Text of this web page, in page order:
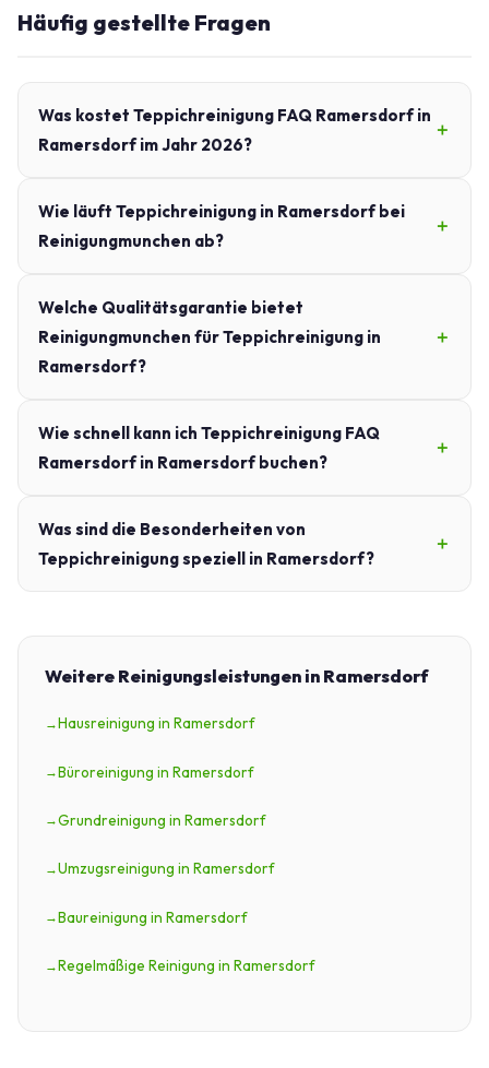
Häufig gestellte Fragen
Was kostet Teppichreinigung FAQ Ramersdorf in
Ramersdorf im Jahr 2026?
Wie läuft Teppichreinigung in Ramersdorf bei
Reinigungmunchen ab?
Welche Qualitätsgarantie bietet
Reinigungmunchen für Teppichreinigung in
Ramersdorf?
Wie schnell kann ich Teppichreinigung FAQ
Ramersdorf in Ramersdorf buchen?
Was sind die Besonderheiten von
Teppichreinigung speziell in Ramersdorf?
Weitere Reinigungsleistungen in Ramersdorf
Hausreinigung in Ramersdorf
Büroreinigung in Ramersdorf
Grundreinigung in Ramersdorf
Umzugsreinigung in Ramersdorf
Baureinigung in Ramersdorf
Regelmäßige Reinigung in Ramersdorf